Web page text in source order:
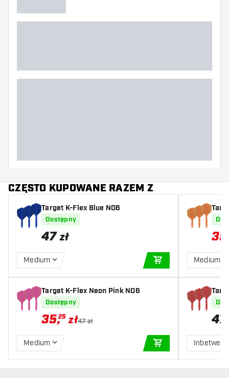
CZĘSTO KUPOWANE RAZEM Z
Target K-Flex Blue NO6
Dostępny
47 zł
Medium
DODAJ DO
Target K-Flex Neon Pink NO6
Dostępny
35,25 zł47 zł
Medium
DODAJ DO
35
Medium
47
Inbetween